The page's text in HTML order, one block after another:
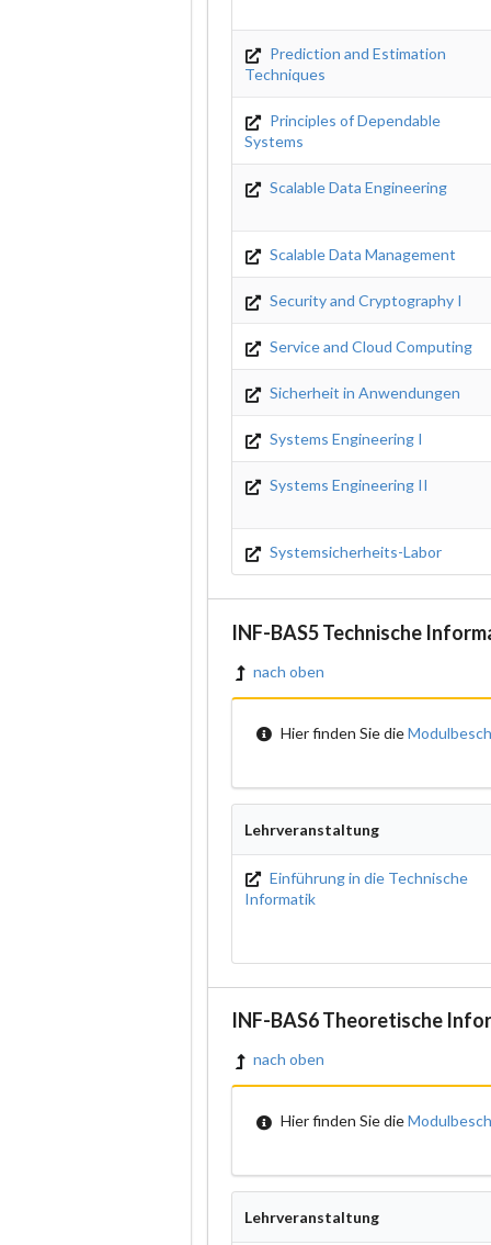
Prediction and Estimation
Techniques
Principles of Dependable
Systems
Scalable Data Engineering
Scalable Data Management
Security and Cryptography I
Service and Cloud Computing
Sicherheit in Anwendungen
Systems Engineering I
Systems Engineering II
Systemsicherheits-Labor
INF-BAS5 Technische
nach oben
Hier finden Sie die
Lehrveranstaltung
Einführung in die Technische
Informatik
INF-BAS6 Theoretische
nach oben
Hier finden Sie die
Lehrveranstaltung